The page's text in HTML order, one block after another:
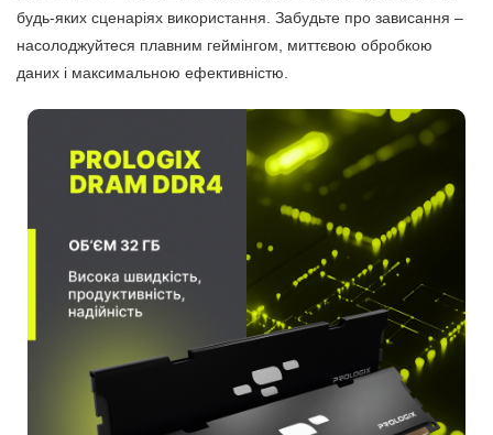
будь-яких сценаріях використання. Забудьте про зависання –
насолоджуйтеся плавним геймінгом, миттєвою обробкою
даних і максимальною ефективністю.